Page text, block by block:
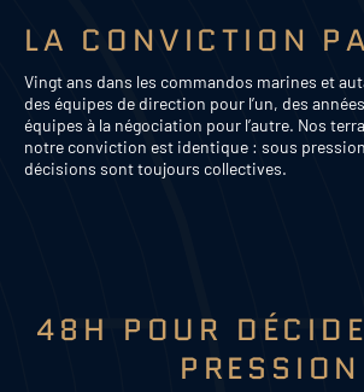
LA CONVICTION
Vingt ans dans les commandos marines et
des équipes de direction pour l’un, des
équipes à la négociation pour l’autre. Nos
notre conviction est identique : sous
décisions sont toujours collectives.
48H POUR
PRESSION